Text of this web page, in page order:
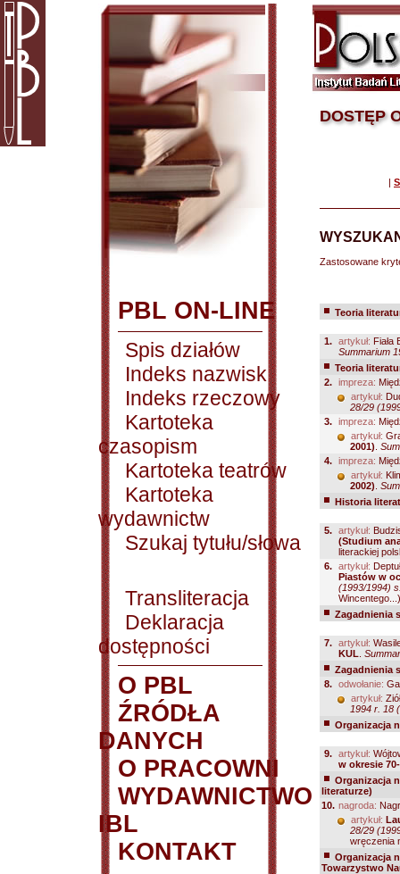
PBL ON-LINE
Spis działów
Indeks nazwisk
Indeks rzeczowy
Kartoteka
czasopism
Kartoteka teatrów
Kartoteka
wydawnictw
Szukaj tytułu/słowa
Transliteracja
Deklaracja
dostępności
O PBL
ŹRÓDŁA
DANYCH
O PRACOWNI
WYDAWNICTWO
IBL
KONTAKT
DOSTĘP
|
Zastosowane
Teoria
1. artykuł: Fiała
Summarium
Teoria
2. impreza:
artykuł:
28/29
3. impreza:
artykuł:
2001)
4. impreza:
artykuł:
2002)
Historia
5. artykuł:
(Studium
literackiej
6. artykuł:
Piastów w
(1993/1994)
Wincentego...)
Zagadnienia
7. artykuł:
KUL
Zagadnienia
8. odwołanie:
artykuł:
1994 r. 18
Organizacja
9. artykuł:
w okresie
Organizacja
literaturze)
10. nagroda:
artykuł:
28/29
wręczenia
Organizacja
Towarzystwo